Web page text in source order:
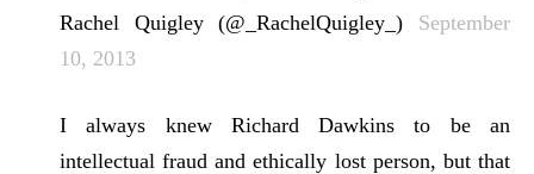
Rachel Quigley (@_RachelQuigley_) September
10, 2013
I always knew Richard Dawkins to be an
intellectual fraud and ethically lost person, but that